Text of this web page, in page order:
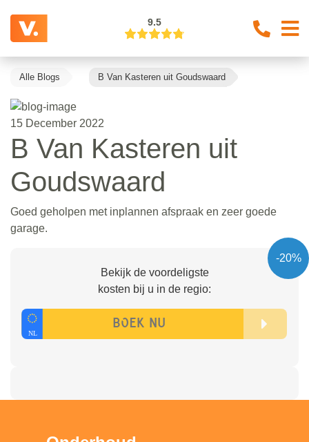
9.5
Alle Blogs B Van Kasteren uit Goudswaard
15 December 2022
B Van Kasteren uit
Goudswaard
Goed geholpen met inplannen afspraak en zeer goede
garage.
-20%
Bekijk de voordeligste
kosten bij u in de regio: